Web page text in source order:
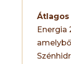
Energia